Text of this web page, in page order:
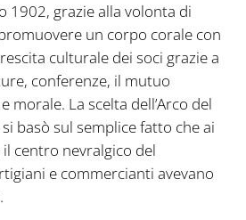
1902, grazie alla volonta di
un corpo corale con
culturale dei soci grazie a
conferenze, il mutuo
morale. La scelta dell’Arco del
basò sul semplice fatto che ai
il centro nevralgico del
e commercianti avevano